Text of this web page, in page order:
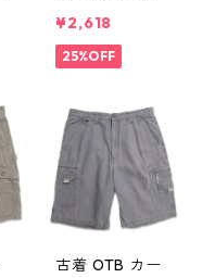
ツ ハーフパン
ツ グレー 表
09958n w607
02
¥2,618
25%OFF
古着 OTB カー